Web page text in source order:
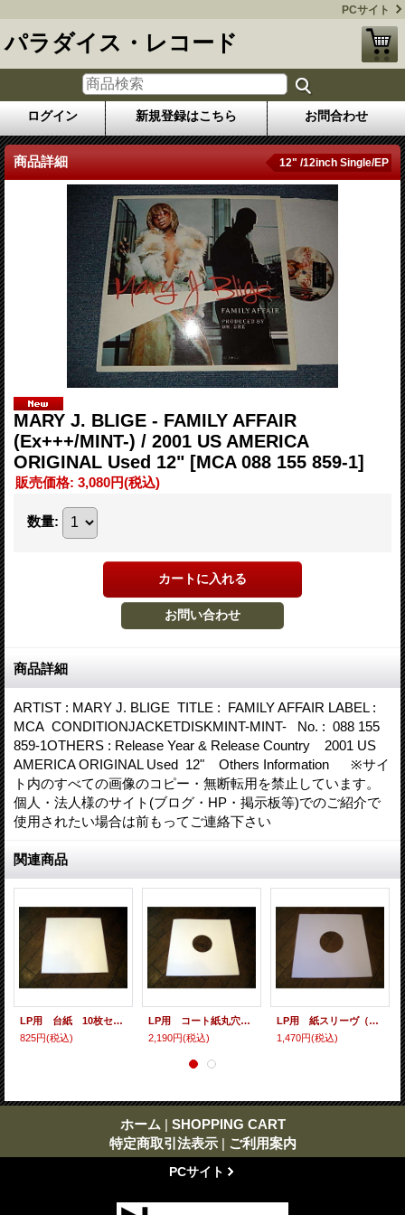
PCサイト
パラダイス・レコード
ログイン 新規登録はこちら お問合わせ
商品詳細 12" /12inch Single/EP
MARY J. BLIGE - FAMILY AFFAIR
(Ex+++/MINT-) / 2001 US AMERICA
ORIGINAL Used 12" [MCA 088 155 859-1]
販売価格: 3,080円(税込)
数量:
商品詳細
ARTIST : MARY J. BLIGE TITLE : FAMILY AFFAIR LABEL :
MCA CONDITIONJACKETDISKMINT-MINT- No. : 088 155
859-1OTHERS : Release Year & Release Country 2001 US
AMERICA ORIGINAL Used 12" Others Information ※サイ
ト内のすべての画像のコピー・無断転用を禁止しています。
個人・法人様のサイト(ブログ・HP・掲示板等)でのご紹介で
使用されたい場合は前もってご連絡下さい
関連商品
LP用 台紙 10枚セット
825円(税込)
LP用 コート紙丸穴ジャケ 10枚セット
2,190円(税込)
LP用 紙スリーヴ（レギュラー 四角の角） 10枚セット
1,470円(税込)
ホーム | SHOPPING CART
特定商取引法表示 | ご利用案内
PCサイト